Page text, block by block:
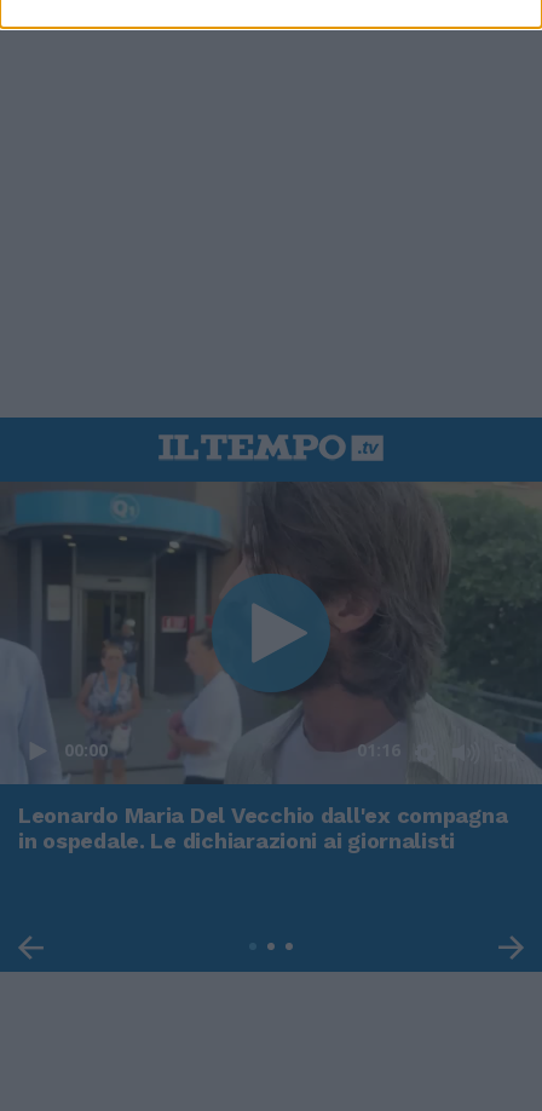
00:00 01:16
Leonardo Maria Del Vecchio dall'ex compagna
in ospedale. Le dichiarazioni ai giornalisti